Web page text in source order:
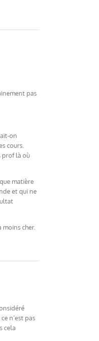
pas
on
cours.
prof là où
matière
et qui ne
cher.
n’est pas
cela